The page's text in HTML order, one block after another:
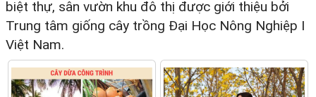
biệt thự, sân vườn khu đô thị được giới thiệu bởi
Trung tâm giống cây trồng Đại Học Nông Nghiệp I
Việt Nam.